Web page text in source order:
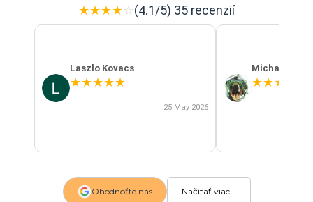
★★★★☆(4.1/5) 35 recenzií
Laszlo Kovacs
★★★★★
25 May 2026
Michal Szabo
★★★
Ohodnoťte nás Načítať viac...